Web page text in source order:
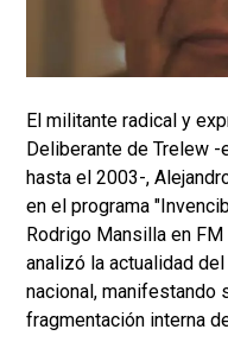
El militante radical y
Deliberante de Trelew
hasta el 2003-,
en el programa
Rodrigo Mansilla en
analizó la actualidad
nacional, manifestando
fragmentación interna